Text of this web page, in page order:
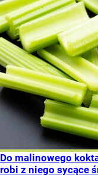
Do malinowego
robi z niego sycące